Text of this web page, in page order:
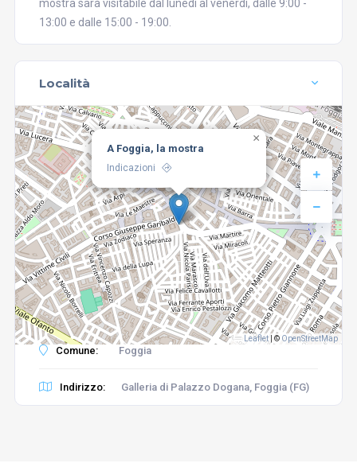
mostra sarà visitabile dal lunedì al venerdì, dalle 9:00 -
13:00 e dalle 15:00 - 19:00.
Località
A Foggia, la mostra
Indicazioni
×
Leaflet © OpenStreetMap
Comune: Foggia
Indirizzo: Galleria di Palazzo Dogana, Foggia (FG)